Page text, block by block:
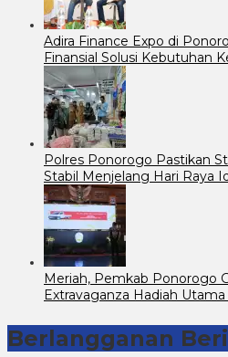
Adira Finance Expo di
Finansial Solusi Kebutuhan
Polres Ponorogo Pastikan
Stabil Menjelang Hari Raya
Meriah, Pemkab Ponorogo
Extravaganza Hadiah
Berlangganan